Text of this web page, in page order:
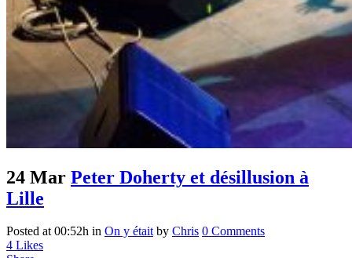
24 Mar Peter Doherty et désillusion à
Lille
Posted at 00:52h in On y était by Chris 0 Comments
4 Likes